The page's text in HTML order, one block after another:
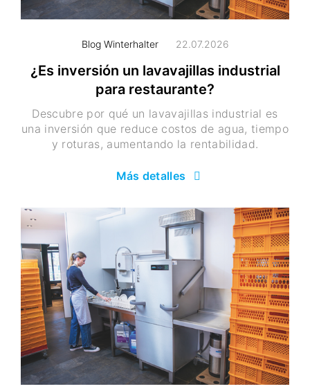
Blog Winterhalter 22.07.2026
¿Es inversión un lavavajillas industrial
para restaurante?
Descubre por qué un lavavajillas industrial es
una inversión que reduce costos de agua, tiempo
y roturas, aumentando la rentabilidad.
Más detalles